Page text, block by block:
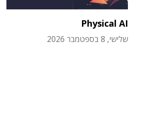
Physical AI
שלישי, 8 בספטמבר 2026